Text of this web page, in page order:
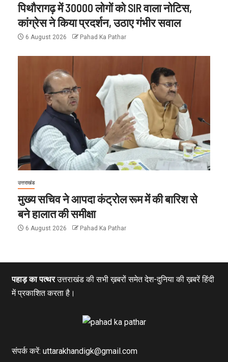
पिथौरागढ़ में 30000 लोगों को SIR वाला नोटिस,
कांग्रेस ने किया प्रदर्शन, उठाए गंभीर सवाल
6 August 2026 Pahad Ka Pathar
उत्तराखंड
मुख्य सचिव ने आपदा कंट्रोल रूम में की बारिश से
बने हालात की समीक्षा
6 August 2026 Pahad Ka Pathar
पहाड़ का पत्थरउत्तराखंड की सभी ख़बरों समेत देश-दुनिया की ख़बरें हिंदी
में प्रकाशित करता है।
संपर्क करें: uttarakhandigk@gmail.com